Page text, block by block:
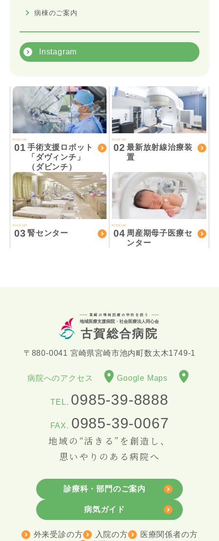
病棟のご案内
Instagram
PICK UP
01 手術支援ロボット
「ダヴィンチ」
（ダビンチ）
PICK UP
02 最新放射線治療装
置
PICK UP
03 腎センター
PICK UP
04 周産期母子医療セ
ンター
宮崎の地域医療の中核を担う
地域医療支援病院・社会医療法人同心会
古賀総合病院
〒880-0041 宮崎県宮崎市池内町数太木1749-1
病院へのアクセス Google Maps
TEL. 0985-39-8888
FAX. 0985-39-0067
地域の“活きる”を創造し、
思いやりのある病院へ
診療科・部門のご案内
病気ガイド
外来受診の方 入院の方
医療関係者の方